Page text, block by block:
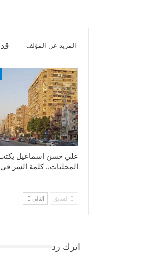
المزيد عن المؤلف
علي حسن إسماعيل
المحليات.. كلمة السر في
السابق التالي
اترك رد